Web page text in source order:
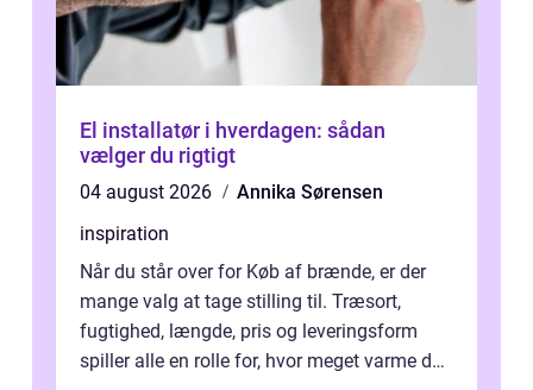
El installatør i hverdagen: sådan
vælger du rigtigt
04 august 2026
Annika Sørensen
inspiration
Når du står over for Køb af brænde, er der
mange valg at tage stilling til. Træsort,
fugtighed, længde, pris og leveringsform
spiller alle en rolle for, hvor meget varme du